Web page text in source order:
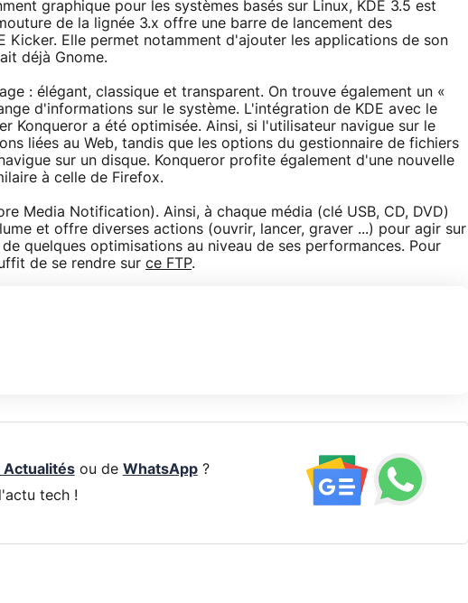
graphique pour les systèmes basés sur Linux, KDE 3.5 est
de la lignée 3.x offre une barre de lancement des
Kicker. Elle permet notamment d'ajouter les applications de son
déjà Gnome.
: élégant, classique et transparent. On trouve également un «
d'informations sur le système. L'intégration de KDE avec le
Konqueror a été optimisée. Ainsi, si l'utilisateur navigue sur le
liées au Web, tandis que les options du gestionnaire de fichiers
sur un disque. Konqueror profite également d'une nouvelle
à celle de Firefox.
Media Notification). Ainsi, à chaque média (clé USB, CD, DVD)
et offre diverses actions (ouvrir, lancer, graver ...) pour agir sur
quelques optimisations au niveau de ses performances. Pour
de se rendre sur ce FTP.
Actualitésou de WhatsApp?
tech !